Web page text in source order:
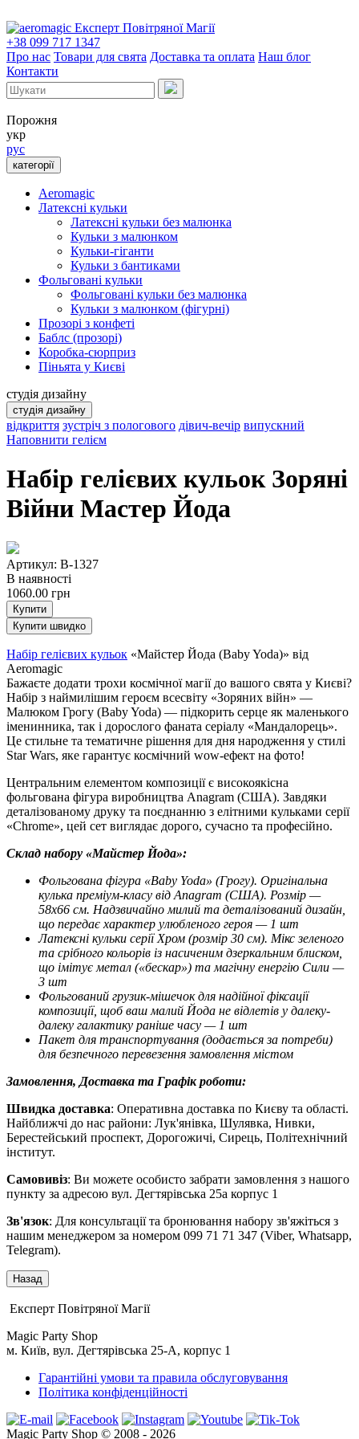
Експерт Повітряної Магії
+38 099 717 1347
Про нас Товари для свята Доставка та оплата Наш блог
Контакти
Порожня
укр
рус
категорії
Aeromagic
Латексні кульки
Латексні кульки без малюнка
Кульки з малюнком
Кульки-гіганти
Кульки з бантиками
Фольговані кульки
Фольговані кульки без малюнка
Кульки з малюнком (фігурні)
Прозорі з конфеті
Баблс (прозорі)
Коробка-сюрприз
Піньята у Києві
студія дизайну
студія дизайну
відкриття зустріч з пологового дівич-вечір випускний
Наповнити гелієм
Набір гелієвих кульок Зоряні
Війни Мастер Йода
Артикул: B-1327
В наявності
1060.00 грн
Купити
Купити швидко
Набір гелієвих кульок «Майстер Йода (Baby Yoda)» від
Aeromagic
Бажаєте додати трохи космічної магії до вашого свята у Києві?
Набір з наймилішим героєм всесвіту «Зоряних війн» —
Малюком Грогу (Baby Yoda) — підкорить серце як маленького
іменинника, так і дорослого фаната серіалу «Мандалорець».
Це стильне та тематичне рішення для дня народження у стилі
Star Wars, яке гарантує космічний wow-ефект на фото!
Центральним елементом композиції є високоякісна
фольгована фігура виробництва Anagram (США). Завдяки
деталізованому друку та поєднанню з елітними кульками серії
«Chrome», цей сет виглядає дорого, сучасно та професійно.
Склад набору «Майстер Йода»:
Фольгована фігура «Baby Yoda» (Грогу). Оригінальна
кулька преміум-класу від Anagram (США). Розмір —
58х66 см. Надзвичайно милий та деталізований дизайн,
що передає характер улюбленого героя — 1 шт
Латексні кульки серії Хром (розмір 30 см). Мікс зеленого
та срібного кольорів із насиченим дзеркальним блиском,
що імітує метал («бескар») та магічну енергію Сили —
3 шт
Фольгований грузик-мішечок для надійної фіксації
композиції, щоб ваш малий Йода не відлетів у далеку-
далеку галактику раніше часу — 1 шт
Пакет для транспортування (додається за потреби)
для безпечного перевезення замовлення містом
Замовлення, Доставка та Графік роботи:
Швидка доставка: Оперативна доставка по Києву та області.
Найближчі до нас райони: Лук'янівка, Шулявка, Нивки,
Берестейський проспект, Дорогожичі, Сирець, Політехнічний
інститут.
Самовивіз: Ви можете особисто забрати замовлення з нашого
пункту за адресою вул. Дегтярівська 25а корпус 1
Зв'язок: Для консультації та бронювання набору зв'яжіться з
нашим менеджером за номером 099 71 71 347 (Viber, Whatsapp,
Telegram).
Експерт Повітряної Магії
Magic Party Shop
м. Київ, вул. Дегтярівська 25-А, корпус 1
Гарантійні умови та правила обслуговування
Політика конфіденційності
Magic Party Shop © 2008 - 2026